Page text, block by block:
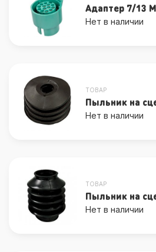
Адаптер 7/13
Нет в наличии
ТОВАР
Пыльник на
Нет в наличии
ТОВАР
Пыльник на
Нет в наличии